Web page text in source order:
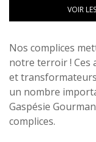
VOIR
Nos complices
notre terroir ! Ces
et
un nombre
Gaspésie
complices.